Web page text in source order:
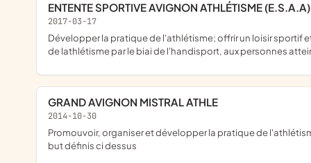
ENTENTE SPORTIVE AVIGNON ATHLÉTISME (E.S.A.A)
2017-03-17
développer la pratique de l'athlétisme; offrir un loisir sportif et éducatif par l'apprentissage des activités liées à l'athlétisme au niveau local; organiser des évènements sportifs et culturels; permettre la pratique
de lathlétisme par le biai de l'handisport, aux personnes
GRAND AVIGNON MISTRAL ATHLE
2014-10-30
promouvoir, organiser et développer la pratique de l'athlétisme sur l'ensemble du territoire ; elle s'interdit toutes discussions ou ou manifestations à caractère politique syndical ou religieux ou étrangère à son
but définis ci dessus